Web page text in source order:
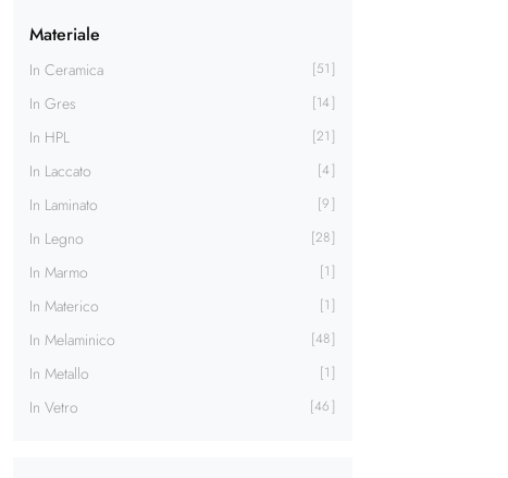
Materiale
In Ceramica 51
In Gres 14
In HPL 21
In Laccato 4
In Laminato 9
In Legno 28
In Marmo 1
In Materico 1
In Melaminico 48
In Metallo 1
In Vetro 46